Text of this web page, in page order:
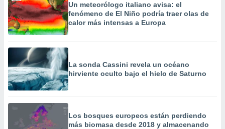
Un meteorólogo italiano avisa: el
fenómeno de El Niño podría traer olas de
calor más intensas a Europa
La sonda Cassini revela un océano
hirviente oculto bajo el hielo de Saturno
Los bosques europeos están perdiendo
más biomasa desde 2018 y almacenando